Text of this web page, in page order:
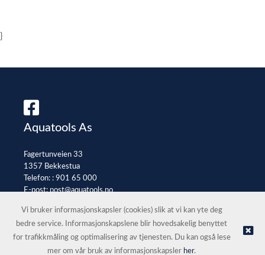
}
Aquatools As
Fagertunveien 33
1357 Bekkestua
Telefon: : 901 65 000
E-post:post@aquatools.no
© Aquatools As |Nettbutikk levert av Kréatif
Vi bruker informasjonskapsler (cookies) slik at vi kan yte deg
bedre service. Informasjonskapslene blir hovedsakelig benyttet
for trafikkmåling og optimalisering av tjenesten. Du kan også lese
mer om vår bruk av informasjonskapsler her.